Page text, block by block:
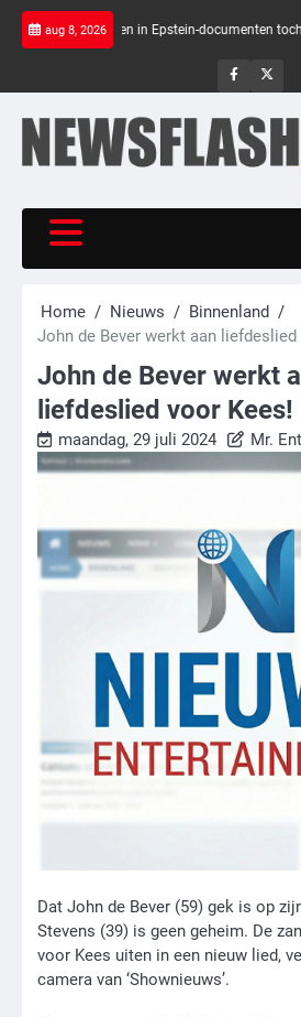
Skip
aug 8, 2026
balken in Epstein-documenten toch
NewsFlash
Home Nieuws
Binnenland
John de Bever werkt aan liefdeslied
John de Bever werkt
liefdeslied voor Kees!
maandag, 29 juli 2024 Mr.
Dat John de Bever (59) gek is op
Stevens (39) is geen geheim. De
voor Kees uiten in een nieuw lied,
camera van ‘Shownieuws’.